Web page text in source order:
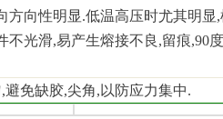
方向性明显.低温高压时尤其明显
不光滑,易产生熔接不良,留痕,90
避免缺胶,尖角,以防应力集中.